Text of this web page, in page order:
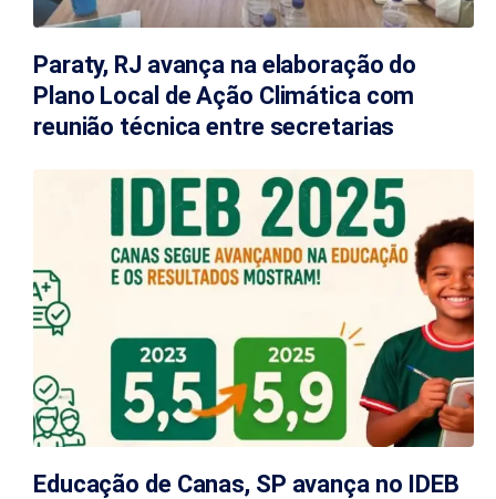
Paraty, RJ avança na elaboração do
Plano Local de Ação Climática com
reunião técnica entre secretarias
Educação de Canas, SP avança no IDEB